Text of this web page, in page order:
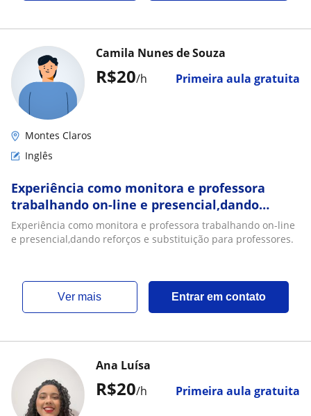
R$20/h Primeira aula gratuita
Camila Nunes de Souza
Montes Claros
Inglês
Experiência como monitora e professora
trabalhando on-line e presencial,dando
reforços e substituição para professores
Experiência como monitora e professora trabalhando on-line
e presencial,dando reforços e substituição para professores.
ver mais Entrar em contato
R$20/h Primeira aula gratuita
Ana Luísa